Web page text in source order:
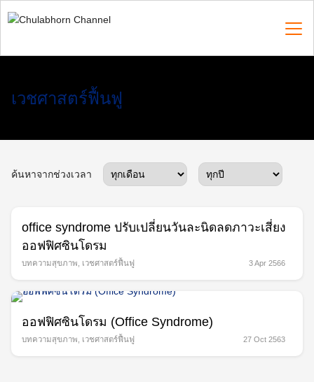
to
for:
เวชศาสตร์ฟื้นฟู
ค้นหาจากช่วงเวลา
office syndrome ปรับเปลี่ยนวันละนิดลดภาวะเสี่ยง
ออฟฟิศซินโดรม
บทความสุขภาพ เวชศาสตร์ฟื้นฟู 3 Apr 2566
ออฟฟิศซินโดรม (Office Syndrome)
บทความสุขภาพ เวชศาสตร์ฟื้นฟู 27 Oct 2563